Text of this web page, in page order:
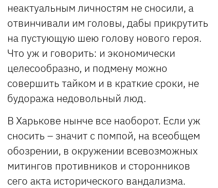
неактуальным личностям не сносили, а
отвинчивали им головы, дабы прикрутить
на пустующую шею голову нового героя.
Что уж и говорить: и экономически
целесообразно, и подмену можно
совершить тайком и в краткие сроки, не
будоража недовольный люд.
В Харькове нынче все наоборот. Если уж
сносить – значит с помпой, на всеобщем
обозрении, в окружении всевозможных
митингов противников и сторонников
сего акта исторического вандализма.